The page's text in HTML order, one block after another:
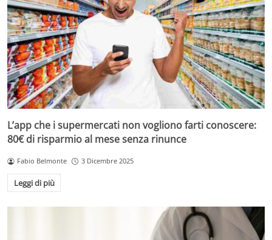
L’app che i supermercati non vogliono farti conoscere:
80€ di risparmio al mese senza rinunce
Fabio Belmonte 3 Dicembre 2025
Leggi di più